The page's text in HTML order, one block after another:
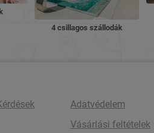
4 csillagos szállodák
Adatvédelem
Vásárlási feltételek